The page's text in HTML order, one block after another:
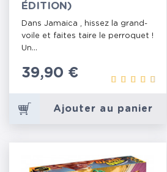
ÉDITION)
Dans Jamaica , hissez la grand-
voile et faites taire le perroquet !
Un...
Prix
39,90 €
Ajouter au panier